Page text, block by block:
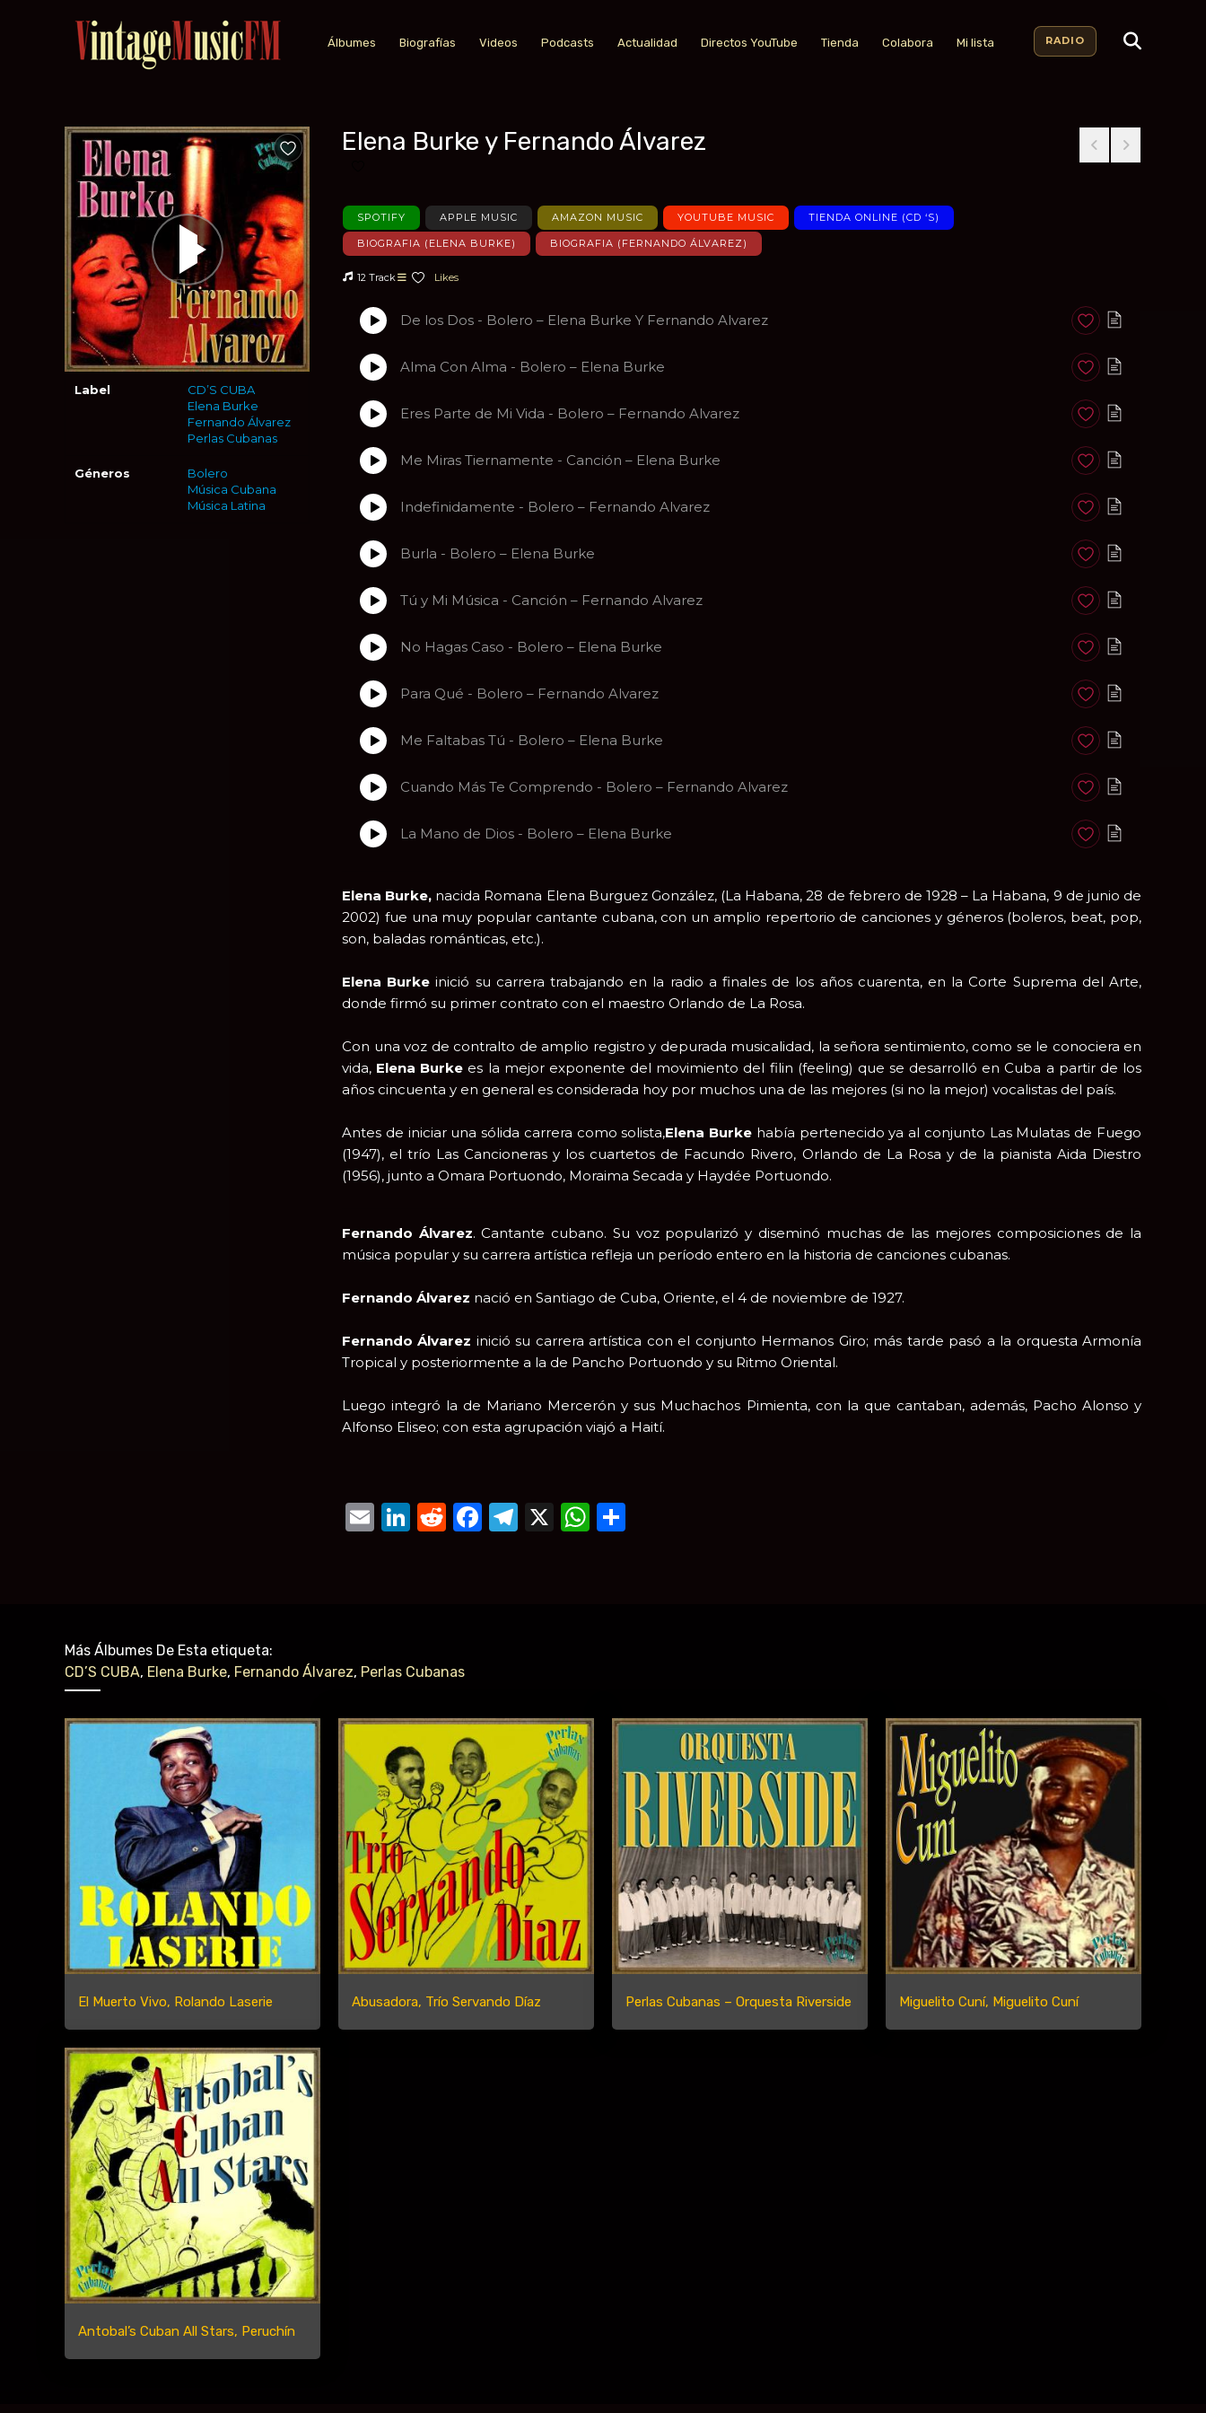
Álbumes Biografías Videos Podcasts Actualidad Directos YouTube Tienda Colabora Mi lista RADIO
Añadir a favoritos
Label
CD’S CUBA
Elena Burke
Fernando Álvarez
Perlas Cubanas
Géneros
Bolero
Música Cubana
Música Latina
Elena Burke y Fernando Álvarez
SPOTIFY APPLE MUSIC AMAZON MUSIC YOUTUBE MUSIC TIENDA ONLINE (CD ‘S)
BIOGRAFIA (ELENA BURKE) BIOGRAFIA (FERNANDO ÁLVAREZ)
12 Track Likes
De los Dos - Bolero – Elena Burke Y Fernando Alvarez Anadir a favoritos
Alma Con Alma - Bolero – Elena Burke Anadir a favoritos
Eres Parte de Mi Vida - Bolero – Fernando Alvarez Anadir a favoritos
Me Miras Tiernamente - Canción – Elena Burke Anadir a favoritos
Indefinidamente - Bolero – Fernando Alvarez Anadir a favoritos
Burla - Bolero – Elena Burke Anadir a favoritos
Tú y Mi Música - Canción – Fernando Alvarez Anadir a favoritos
No Hagas Caso - Bolero – Elena Burke Anadir a favoritos
Para Qué - Bolero – Fernando Alvarez Anadir a favoritos
Me Faltabas Tú - Bolero – Elena Burke Anadir a favoritos
Cuando Más Te Comprendo - Bolero – Fernando Alvarez Anadir a favoritos
La Mano de Dios - Bolero – Elena Burke Anadir a favoritos
Elena Burke, nacida Romana Elena Burguez González, (La Habana, 28 de febrero de 1928 – La Habana, 9 de junio de
2002) fue una muy popular cantante cubana, con un amplio repertorio de canciones y géneros (boleros, beat, pop,
son, baladas románticas, etc.).
Elena Burkeinició su carrera trabajando en la radio a finales de los años cuarenta, en la Corte Suprema del Arte,
donde firmó su primer contrato con el maestro Orlando de La Rosa.
Con una voz de contralto de amplio registro y depurada musicalidad, la señora sentimiento, como se le conociera en
vida, Elena Burke es la mejor exponente del movimiento del filin (feeling) que se desarrolló en Cuba a partir de los
años cincuenta y en general es considerada hoy por muchos una de las mejores (si no la mejor) vocalistas del país.
Antes de iniciar una sólida carrera como solista,Elena Burke había pertenecido ya al conjunto Las Mulatas de Fuego
(1947), el trío Las Cancioneras y los cuartetos de Facundo Rivero, Orlando de La Rosa y de la pianista Aida Diestro
(1956), junto a Omara Portuondo, Moraima Secada y Haydée Portuondo.
Fernando Álvarez. Cantante cubano. Su voz popularizó y diseminó muchas de las mejores composiciones de la
música popular y su carrera artística refleja un período entero en la historia de canciones cubanas.
Fernando Álvarez nació en Santiago de Cuba, Oriente, el 4 de noviembre de 1927.
Fernando Álvarez inició su carrera artística con el conjunto Hermanos Giro; más tarde pasó a la orquesta Armonía
Tropical y posteriormente a la de Pancho Portuondo y su Ritmo Oriental.
Luego integró la de Mariano Mercerón y sus Muchachos Pimienta, con la que cantaban, además, Pacho Alonso y
Alfonso Eliseo; con esta agrupación viajó a Haití.
EmailLinkedIn
Reddit
Facebook
Telegram
X WhatsApp
Más Álbumes De Esta etiqueta:
CD’S CUBA, Elena Burke, Fernando Álvarez, Perlas Cubanas
El Muerto Vivo, Rolando Laserie Abusadora, Trío Servando Díaz Perlas Cubanas – Orquesta Riverside Miguelito Cuní, Miguelito Cuní
Antobal’s Cuban All Stars, Peruchín